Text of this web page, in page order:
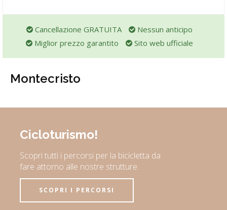
Cancellazione GRATUITA
Nessun anticipo
Miglior prezzo garantito
Sito web ufficiale
Montecristo
Cicloturismo!
Scopri tutti i percorsi per la bicicletta da
fare attorno alle nostre strutture.
SCOPRI I PERCORSI